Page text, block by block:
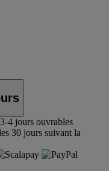
4 jours ouvrables
30 jours suivant la